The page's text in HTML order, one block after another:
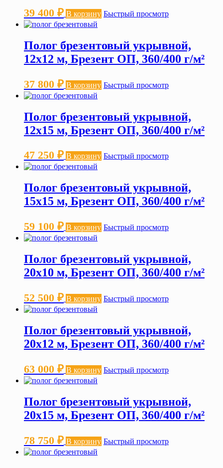
39 400 ₽ В корзину Быстрый просмотр
Полог брезентовый укрывной,
12х12 м, Брезент ОП, 360/400 г/м²
37 800 ₽ В корзину Быстрый просмотр
Полог брезентовый укрывной,
12х15 м, Брезент ОП, 360/400 г/м²
47 250 ₽ В корзину Быстрый просмотр
Полог брезентовый укрывной,
15х15 м, Брезент ОП, 360/400 г/м²
59 100 ₽ В корзину Быстрый просмотр
Полог брезентовый укрывной,
20х10 м, Брезент ОП, 360/400 г/м²
52 500 ₽ В корзину Быстрый просмотр
Полог брезентовый укрывной,
20х12 м, Брезент ОП, 360/400 г/м²
63 000 ₽ В корзину Быстрый просмотр
Полог брезентовый укрывной,
20х15 м, Брезент ОП, 360/400 г/м²
78 750 ₽ В корзину Быстрый просмотр